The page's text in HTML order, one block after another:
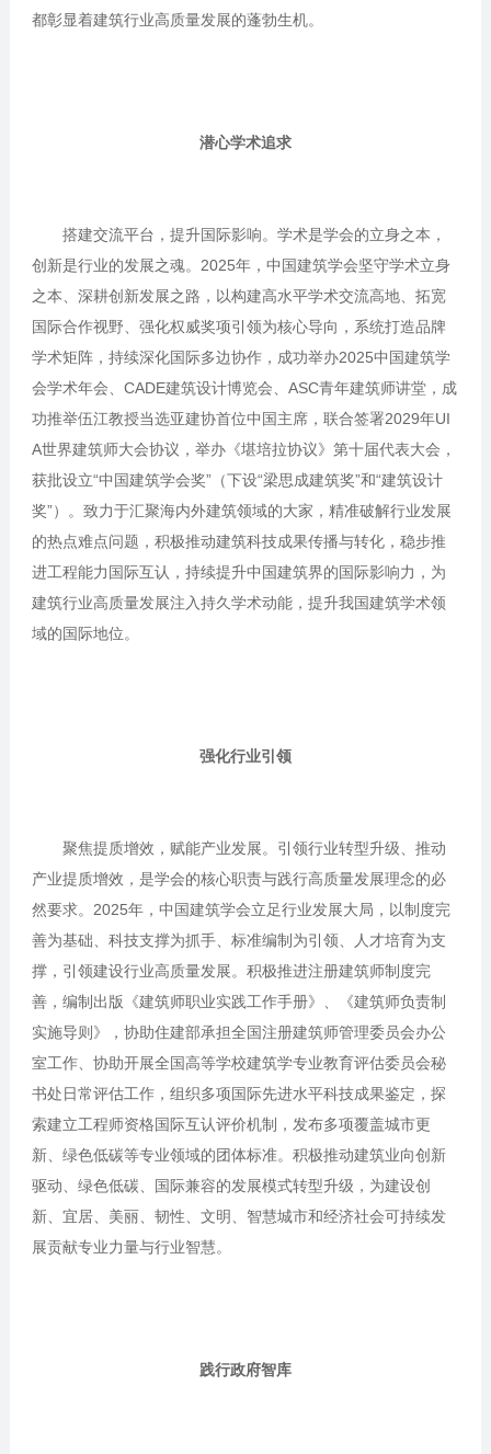
都彰显着建筑行业高质量发展的蓬勃生机。
潜心学术追求
搭建交流平台，提升国际影响。学术是学会的立身之本，
创新是行业的发展之魂。2025年，中国建筑学会坚守学术立身
之本、深耕创新发展之路，以构建高水平学术交流高地、拓宽
国际合作视野、强化权威奖项引领为核心导向，系统打造品牌
学术矩阵，持续深化国际多边协作，成功举办2025中国建筑学
会学术年会、CADE建筑设计博览会、ASC青年建筑师讲堂，成
功推举伍江教授当选亚建协首位中国主席，联合签署2029年UI
A世界建筑师大会协议，举办《堪培拉协议》第十届代表大会，
获批设立“中国建筑学会奖”（下设“梁思成建筑奖”和“建筑设计
奖”）。致力于汇聚海内外建筑领域的大家，精准破解行业发展
的热点难点问题，积极推动建筑科技成果传播与转化，稳步推
进工程能力国际互认，持续提升中国建筑界的国际影响力，为
建筑行业高质量发展注入持久学术动能，提升我国建筑学术领
域的国际地位。
强化行业引领
聚焦提质增效，赋能产业发展。引领行业转型升级、推动
产业提质增效，是学会的核心职责与践行高质量发展理念的必
然要求。2025年，中国建筑学会立足行业发展大局，以制度完
善为基础、科技支撑为抓手、标准编制为引领、人才培育为支
撑，引领建设行业高质量发展。积极推进注册建筑师制度完
善，编制出版《建筑师职业实践工作手册》、《建筑师负责制
实施导则》，协助住建部承担全国注册建筑师管理委员会办公
室工作、协助开展全国高等学校建筑学专业教育评估委员会秘
书处日常评估工作，组织多项国际先进水平科技成果鉴定，探
索建立工程师资格国际互认评价机制，发布多项覆盖城市更
新、绿色低碳等专业领域的团体标准。积极推动建筑业向创新
驱动、绿色低碳、国际兼容的发展模式转型升级，为建设创
新、宜居、美丽、韧性、文明、智慧城市和经济社会可持续发
展贡献专业力量与行业智慧。
践行政府智库